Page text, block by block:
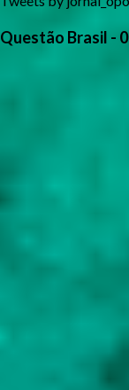
Questão Brasil -